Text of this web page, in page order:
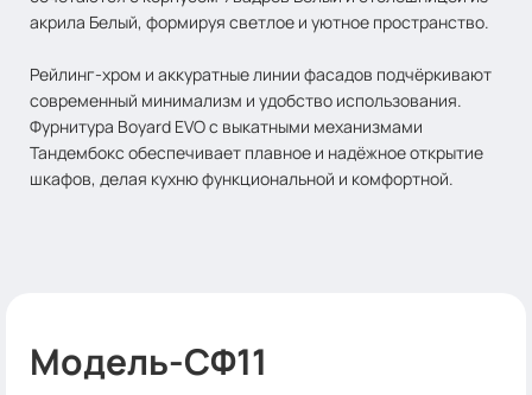
акрила Белый, формируя светлое и уютное пространство.
Рейлинг-хром и аккуратные линии фасадов подчёркивают
современный минимализм и удобство использования.
Фурнитура Boyard EVO с выкатными механизмами
Тандембокс обеспечивает плавное и надёжное открытие
шкафов, делая кухню функциональной и комфортной.
Модель-СФ11